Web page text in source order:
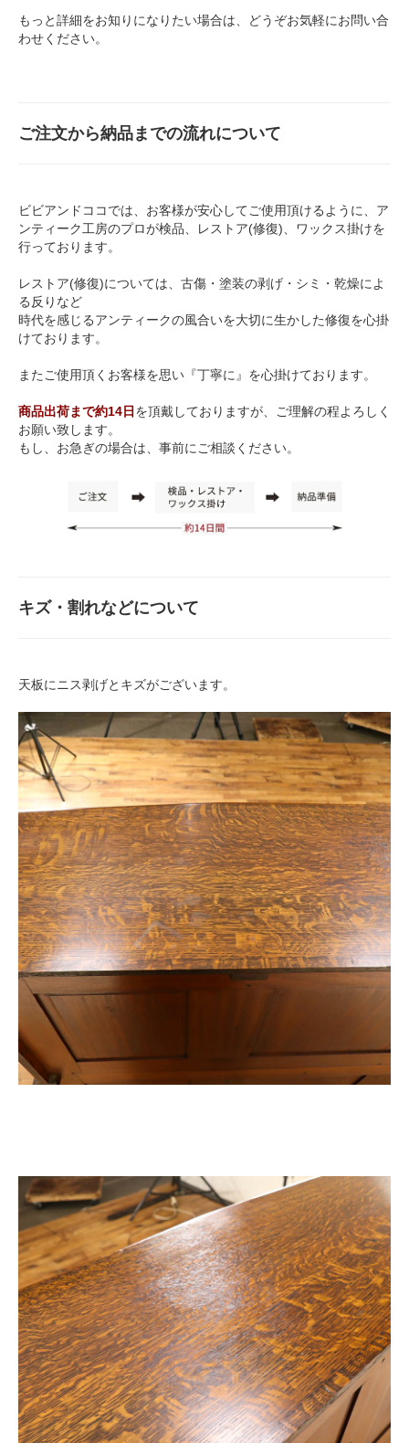
もっと詳細をお知りになりたい場合は、どうぞお気軽にお問い合
わせください。
ご注文から納品までの流れについて
ビビアンドココでは、お客様が安心してご使用頂けるように、ア
ンティーク工房のプロが検品、レストア(修復)、ワックス掛けを
行っております。
レストア(修復)については、古傷・塗装の剥げ・シミ・乾燥によ
る反りなど
時代を感じるアンティークの風合いを大切に生かした修復を心掛
けております。
またご使用頂くお客様を思い『丁寧に』を心掛けております。
商品出荷まで約14日 を頂戴しておりますが、ご理解の程よろしく
お願い致します。
もし、お急ぎの場合は、事前にご相談ください。
キズ・割れなどについて
天板にニス剥げとキズがございます。